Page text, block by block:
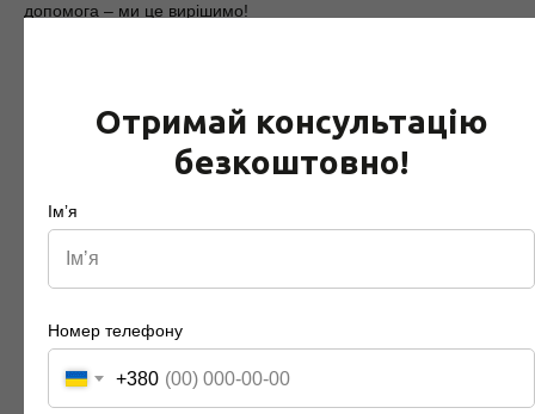
Отримай консультацію
безкоштовно!
Імʼя
Номер телефону
+380
допомога – ми це вирішимо!